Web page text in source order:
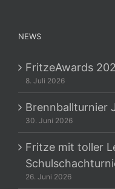
NEWS
FritzeAwards
8. Juli 2026
Brennballturnier
30. Juni 2026
Fritze mit toller
26. Juni 2026